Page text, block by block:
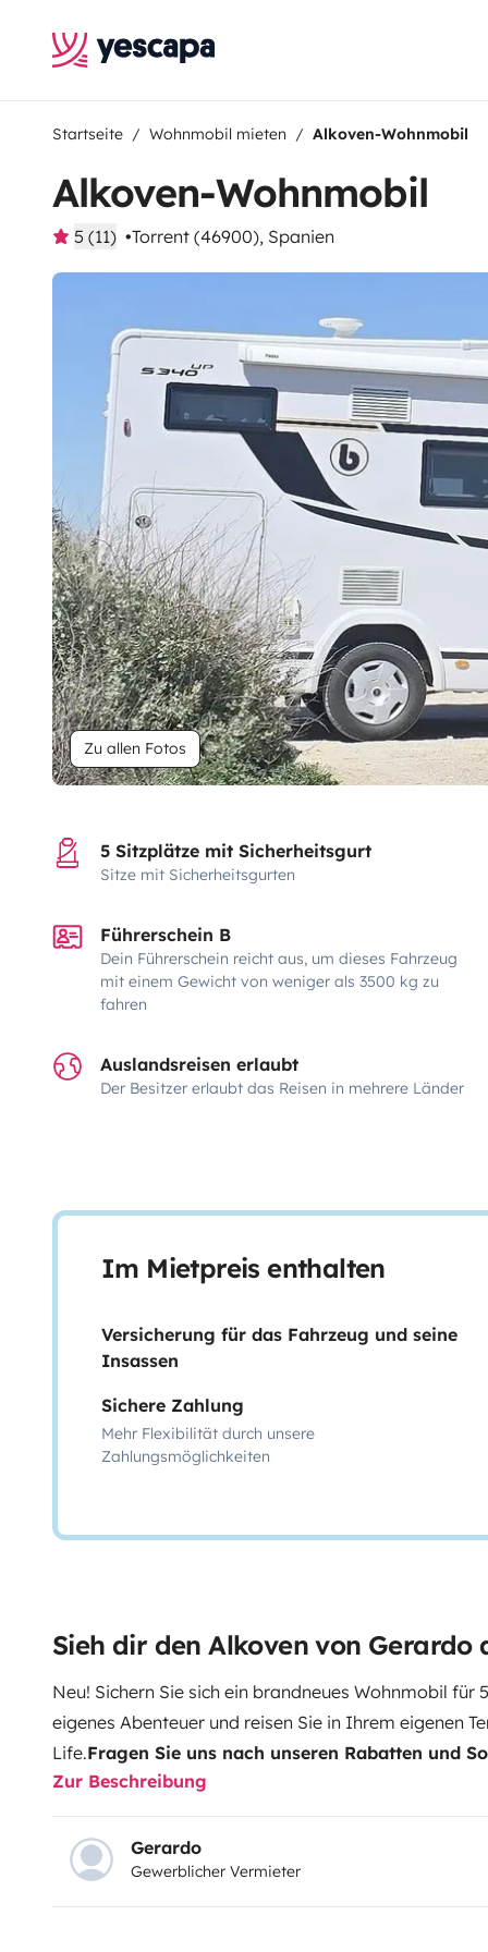
Startseite Wohnmobil mieten Alkoven-Wohnmobil
Alkoven-Wohnmobil
5 (11) Torrent (46900), Spanien
Zu allen Fotos
5 Sitzplätze mit Sicherheitsgurt
Sitze mit Sicherheitsgurten
Führerschein B
Dein Führerschein reicht aus, um dieses Fahrzeug
mit einem Gewicht von weniger als 3500 kg zu
fahren
Auslandsreisen erlaubt
Der Besitzer erlaubt das Reisen in mehrere Länder
Im Mietpreis enthalten
Versicherung für das Fahrzeug und seine
Insassen
Sichere Zahlung
Mehr Flexibilität durch unsere
Zahlungsmöglichkeiten
Sieh dir den Alkoven von Gerardo
Neu! Sichern Sie sich ein brandneues Wohnmobil für
eigenes Abenteuer und reisen Sie in Ihrem eigenen
Life.Fragen Sie uns nach unseren Rabatten und
verfügt über eine Küche mit einem 140-Liter-
und Gefrierfach. Es bietet zwei quer eingebaute
weiteres Kingsize-Bett (1,55 x 203 cm) in der
für alle, die ein besonders geräumiges Modell mit
Annehmlichkeiten suchen. Die umfassendste
Zur Beschreibung
Gerardo
Gewerblicher Vermieter